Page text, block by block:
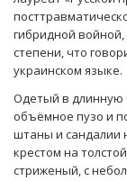
гибридной
степени, что
украинском языке.
Одетый в длинную
объёмное пузо и
штаны и сандалии
крестом на
стриженый, с